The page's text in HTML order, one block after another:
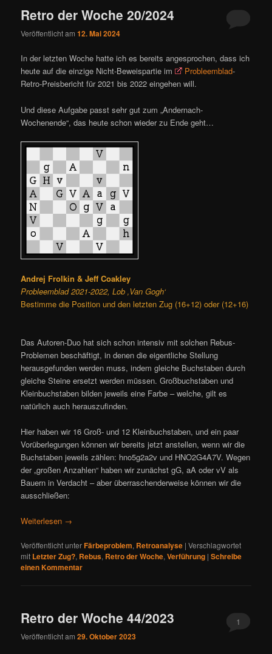
Retro der Woche 20/2024
Veröffentlicht am12. Mai 2024
In der letzten Woche hatte ich es bereits angesprochen, dass ich
heute auf die einzige Nicht-Beweispartie im
Probleemblad-
Retro-Preisbericht für 2021 bis 2022 eingehen will.
Und diese Aufgabe passt sehr gut zum „Andernach-
Wochenende“, das heute schon wieder zu Ende geht…
Andrej Frolkin & Jeff Coakley
Probleemblad 2021-2022, Lob ‚Van Gogh‘
Bestimme die Position und den letzten Zug (16+12) oder (12+16)
Das Autoren-Duo hat sich schon intensiv mit solchen Rebus-
Problemen beschäftigt, in denen die eigentliche Stellung
herausgefunden werden muss, indem gleiche Buchstaben durch
gleiche Steine ersetzt werden müssen. Großbuchstaben und
Kleinbuchstaben bilden jeweils eine Farbe – welche, gilt es
natürlich auch herauszufinden.
Hier haben wir 16 Groß- und 12 Kleinbuchstaben, und ein paar
Vorüberlegungen können wir bereits jetzt anstellen, wenn wir die
Buchstaben jeweils zählen: hno5g2a2v und HNO2G4A7V. Wegen
der „großen Anzahlen“ haben wir zunächst gG, aA oder vV als
Bauern in Verdacht – aber überraschenderweise können wir die
ausschließen:
Weiterlesen →
Veröffentlicht unterFärbeproblem, Retroanalyse |Verschlagwortet
mit Letzter Zug?, Rebus, Retro der Woche,Verführung |Schreibe
einen Kommentar
Retro der Woche 44/2023
Veröffentlicht am29. Oktober 2023
1